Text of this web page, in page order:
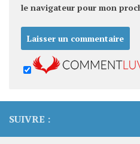
le navigateur pour mon
SUIVRE :